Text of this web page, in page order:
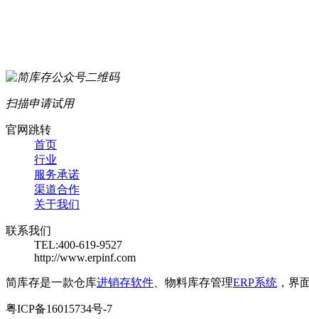
扫描申请试用
官网跳转
首页
行业
服务承诺
渠道合作
关于我们
联系我们
TEL:400-619-9527
http://www.erpinf.com
简库存是一款仓库进销存软件 、物料库存管理ERP系统 ，界
粤ICP备16015734号-7